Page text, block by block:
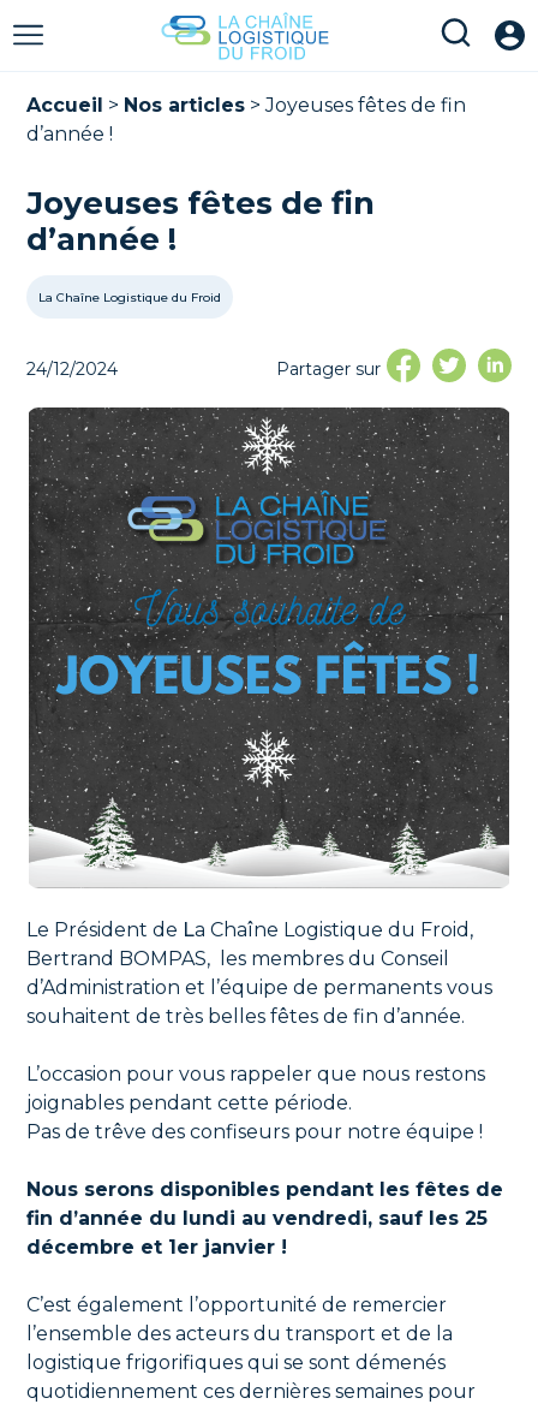
Accueil > Nos articles >Joyeuses fêtes de fin
d’année !
Joyeuses fêtes de fin
d’année !
La Chaîne Logistique du Froid
24/12/2024 Partager sur
Le Président de La Chaîne Logistique du Froid,
Bertrand BOMPAS, les membres du Conseil
d’Administration et l’équipe de permanents vous
souhaitent de très belles fêtes de fin d’année.
L’occasion pour vous rappeler que nous restons
joignables pendant cette période.
Pas de trêve des confiseurs pour notre équipe !
Nous serons disponibles pendant les fêtes de
fin d’année du lundi au vendredi, sauf les 25
décembre et 1er janvier !
C’est également l’opportunité de remercier
l’ensemble des acteurs du transport et de la
logistique frigorifiques qui se sont démenés
quotidiennement ces dernières semaines pour